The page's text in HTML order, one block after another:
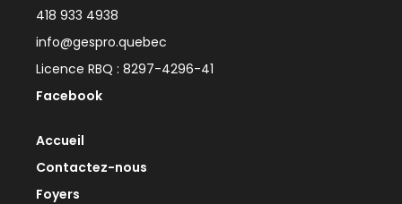
418 933 4938
info@gespro.quebec
Licence RBQ : 8297-4296-41
Facebook
Accueil
Contactez-nous
Foyers